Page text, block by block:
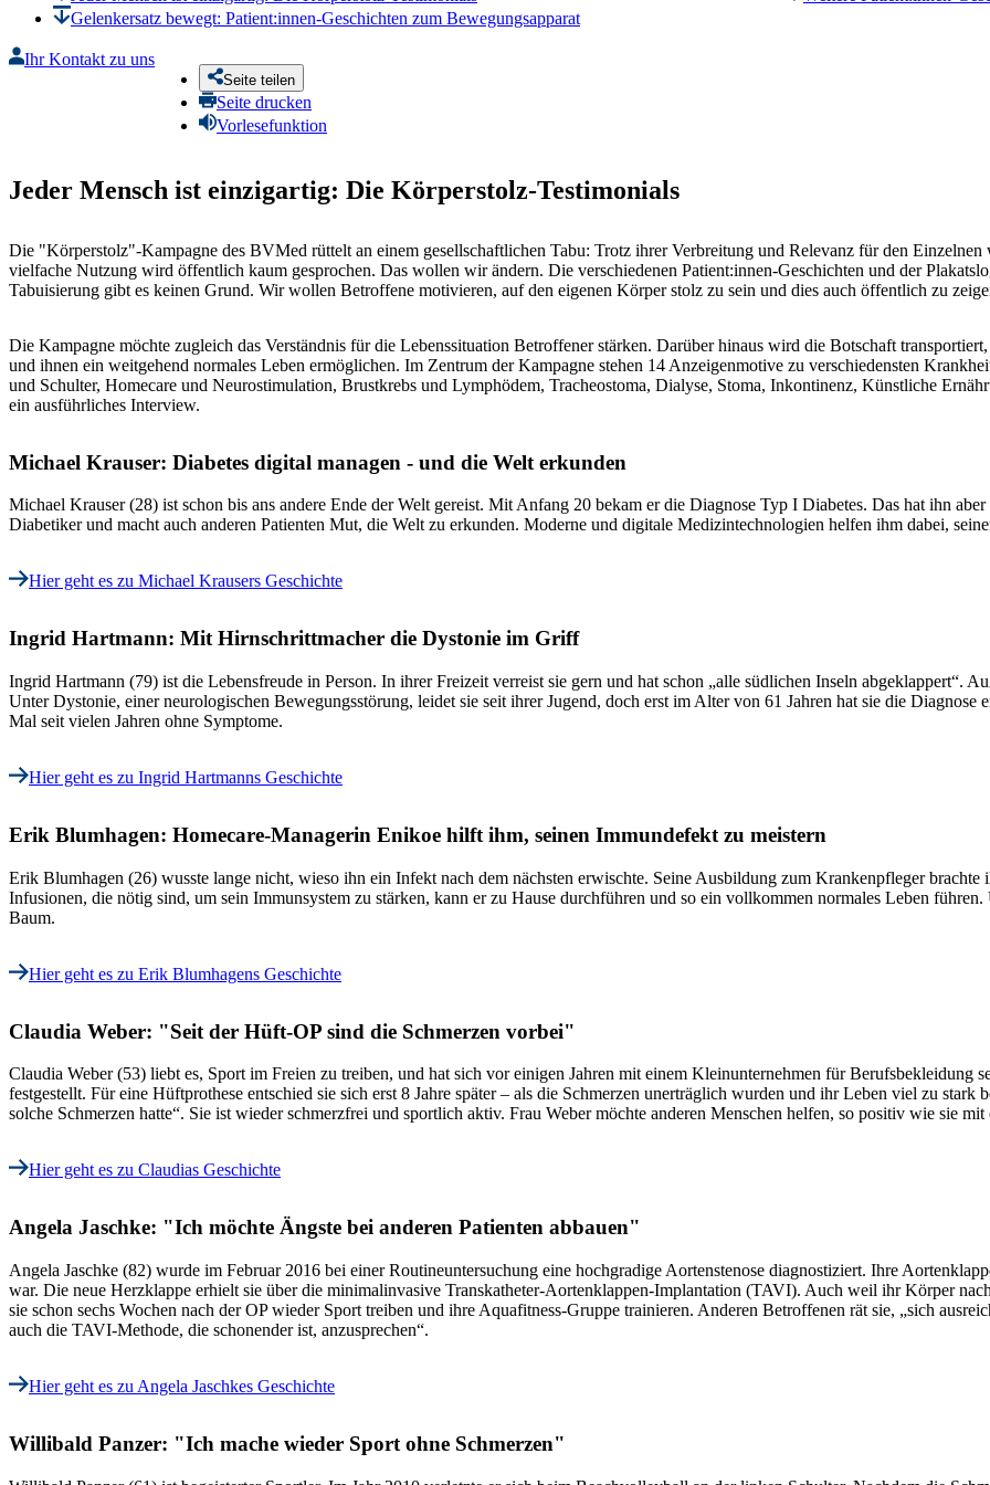
Gelenkersatz bewegt: Patient:innen-Geschichten zum Bewegungsapparat
Ihr Kontakt zu uns
Seite teilen
Seite drucken
Vorlesefunktion
Jeder Mensch ist einzigartig: Die Körperstolz-Testimonials
Die "Körperstolz"-Kampagne des BVMed rüttelt an einem gesellschaftlichen Tabu: Trotz ihrer Verbreitung und Relevanz für den
vielfache Nutzung wird öffentlich kaum gesprochen. Das wollen wir ändern. Die verschiedenen Patient:innen-Geschichten und der
Tabuisierung gibt es keinen Grund. Wir wollen Betroffene motivieren, auf den eigenen Körper stolz zu sein und dies auch öffentlich zu
Die Kampagne möchte zugleich das Verständnis für die Lebenssituation Betroffener stärken. Darüber hinaus wird die Botschaft
und ihnen ein weitgehend normales Leben ermöglichen. Im Zentrum der Kampagne stehen 14 Anzeigenmotive zu verschiedensten
und Schulter, Homecare und Neurostimulation, Brustkrebs und Lymphödem, Tracheostoma, Dialyse, Stoma, Inkontinenz, Künstliche
ein ausführliches Interview.
Michael Krauser: Diabetes digital managen - und die Welt erkunden
Michael Krauser (28) ist schon bis ans andere Ende der Welt gereist. Mit Anfang 20 bekam er die Diagnose Typ I Diabetes. Das hat ihn
Diabetiker und macht auch anderen Patienten Mut, die Welt zu erkunden. Moderne und digitale Medizintechnologien helfen ihm dabei,
Hier geht es zu Michael Krausers Geschichte
Ingrid Hartmann: Mit Hirnschrittmacher die Dystonie im Griff
Ingrid Hartmann (79) ist die Lebensfreude in Person. In ihrer Freizeit verreist sie gern und hat schon „alle südlichen Inseln abgeklappert“.
Unter Dystonie, einer neurologischen Bewegungsstörung, leidet sie seit ihrer Jugend, doch erst im Alter von 61 Jahren hat sie die Diagnose
Mal seit vielen Jahren ohne Symptome.
Hier geht es zu Ingrid Hartmanns Geschichte
Erik Blumhagen: Homecare-Managerin Enikoe hilft ihm, seinen Immundefekt zu meistern
Erik Blumhagen (26) wusste lange nicht, wieso ihn ein Infekt nach dem nächsten erwischte. Seine Ausbildung zum Krankenpfleger
Infusionen, die nötig sind, um sein Immunsystem zu stärken, kann er zu Hause durchführen und so ein vollkommen normales Leben
Baum.
Hier geht es zu Erik Blumhagens Geschichte
Claudia Weber: "Seit der Hüft-OP sind die Schmerzen vorbei"
Claudia Weber (53) liebt es, Sport im Freien zu treiben, und hat sich vor einigen Jahren mit einem Kleinunternehmen für Berufsbekleidung
festgestellt. Für eine Hüftprothese entschied sie sich erst 8 Jahre später – als die Schmerzen unerträglich wurden und ihr Leben viel zu stark
solche Schmerzen hatte“. Sie ist wieder schmerzfrei und sportlich aktiv. Frau Weber möchte anderen Menschen helfen, so positiv wie sie
Hier geht es zu Claudias Geschichte
Angela Jaschke: "Ich möchte Ängste bei anderen Patienten abbauen"
Angela Jaschke (82) wurde im Februar 2016 bei einer Routineuntersuchung eine hochgradige Aortenstenose diagnostiziert. Ihre
war. Die neue Herzklappe erhielt sie über die minimalinvasive Transkatheter-Aortenklappen-Implantation (TAVI). Auch weil ihr Körper
sie schon sechs Wochen nach der OP wieder Sport treiben und ihre Aquafitness-Gruppe trainieren. Anderen Betroffenen rät sie, „sich
auch die TAVI-Methode, die schonender ist, anzusprechen“.
Hier geht es zu Angela Jaschkes Geschichte
Willibald Panzer: "Ich mache wieder Sport ohne Schmerzen"